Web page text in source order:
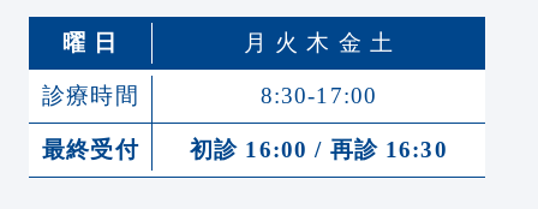
曜 日 月 火 木 金 土
診療時間 8:30-17:00
最終受付 初診 16:00 / 再診 16:30